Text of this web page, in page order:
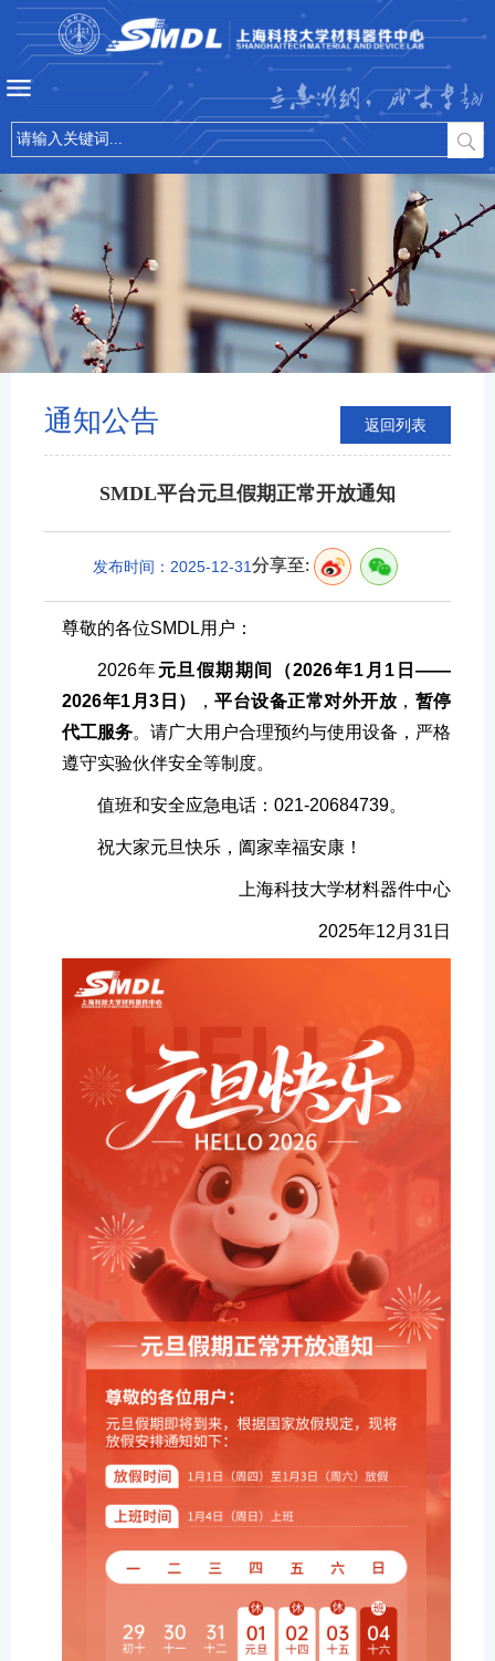
立志微纳，成才卓越
通知公告 返回列表
SMDL平台元旦假期正常开放通知
发布时间：2025-12-31分享至:
尊敬的各位SMDL用户：
2026年元旦假期期间（2026年1月1日——
2026年1月3日）
， 平台设备正常对外开放 ， 暂停
代工服务。请广大用户合理预约与使用设备，严格
遵守实验伙伴安全等制度。
值班和安全应急电话：021-20684739。
祝大家元旦快乐，阖家幸福安康！
上海科技大学材料器件中心
2025年12月31日